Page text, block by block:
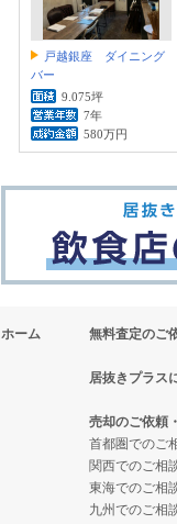
戸越銀座 ダイニング
バー
9.075坪
7年
580万円
ホーム 無料査定のご
居抜きプラス
売却のご依頼
首都圏でのご
関西でのご相
東海でのご相
九州でのご相